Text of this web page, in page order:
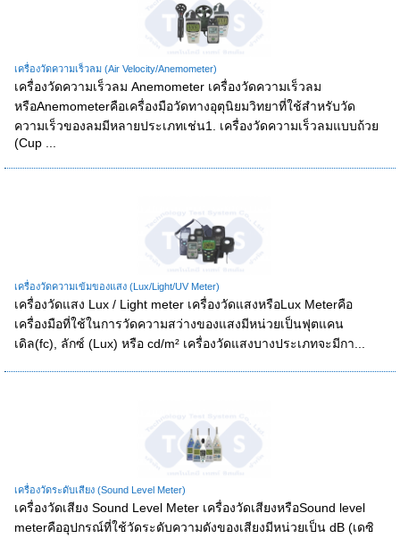
เครื่องวัดความเร็วลม (Air Velocity/Anemometer)
เครื่องวัดความเร็วลม Anemometer เครื่องวัดความเร็วลม
หรือAnemometerคือเครื่องมือวัดทางอุตุนิยมวิทยาที่ใช้สำหรับวัด
ความเร็วของลมมีหลายประเภทเช่น1. เครื่องวัดความเร็วลมแบบถ้วย
(Cup ...
เครื่องวัดความเข้มของแสง (Lux/Light/UV Meter)
เครื่องวัดแสง Lux / Light meter เครื่องวัดแสงหรือLux Meterคือ
เครื่องมือที่ใช้ในการวัดความสว่างของแสงมีหน่วยเป็นฟุตแคน
เดิล(fc), ลักซ์ (Lux) หรือ cd/m² เครื่องวัดแสงบางประเภทจะมีกา...
เครื่องวัดระดับเสียง (Sound Level Meter)
เครื่องวัดเสียง Sound Level Meter เครื่องวัดเสียงหรือSound level
meterคืออุปกรณ์ที่ใช้วัดระดับความดังของเสียงมีหน่วยเป็น dB (เดซิ